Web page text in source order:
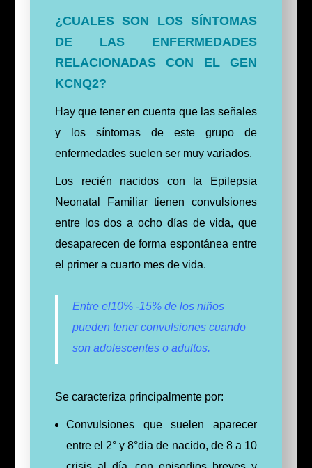
¿CUALES SON LOS SÍNTOMAS
DE LAS ENFERMEDADES
RELACIONADAS CON EL GEN
KCNQ2?
Hay que tener en cuenta que las señales
y los síntomas de este grupo de
enfermedades suelen ser muy variados.
Los recién nacidos con la Epilepsia
Neonatal Familiar tienen convulsiones
entre los dos a ocho días de vida, que
desaparecen de forma espontánea entre
el primer a cuarto mes de vida.
Entre el10% -15% de los niños
pueden tener convulsiones cuando
son adolescentes o adultos.
Se caracteriza principalmente por:
Convulsiones que suelen aparecer
entre el 2° y 8°dia de nacido, de 8 a 10